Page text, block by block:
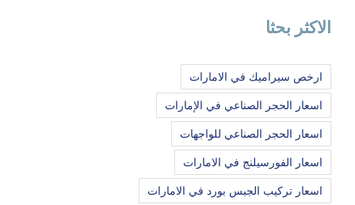
الاكثر بحثا
ارخص سيراميك في الامارات
اسعار الحجر الصناعي في الإمارات
اسعار الحجر الصناعي للواجهات
اسعار الفورسيلنج في الامارات
اسعار تركيب الجبس بورد في الامارات